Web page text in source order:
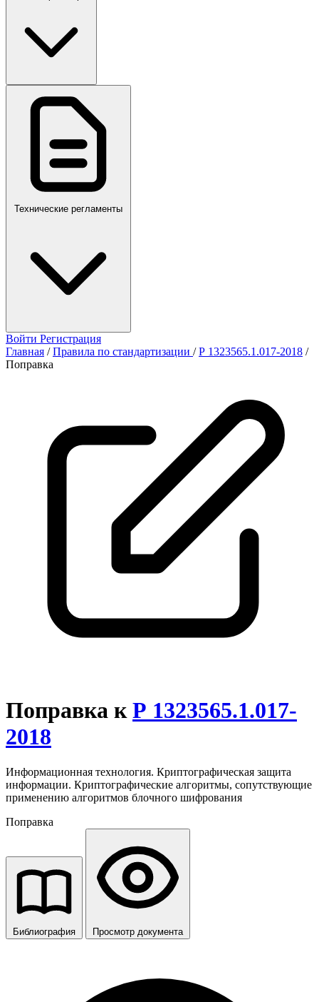
ПР,Р,ПМГ,РМГ
Технические регламенты
Войти Регистрация
Главная / Правила по стандартизации / Р 1323565.1.017-2018 /
Поправка
Поправка кР 1323565.1.017-
2018
Информационная технология. Криптографическая защита
информации. Криптографические алгоритмы, сопутствующие
применению алгоритмов блочного шифрования
Поправка
Библиография Просмотр документа